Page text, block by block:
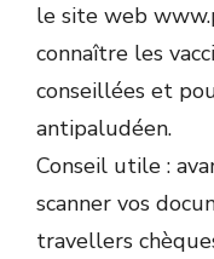
le site web
connaître les
conseillées et
antipaludéen.
Conseil utile :
scanner vos
travellers